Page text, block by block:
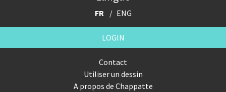
FR ENG
LOGIN
Contact
Utiliser un dessin
A propos de Chappatte